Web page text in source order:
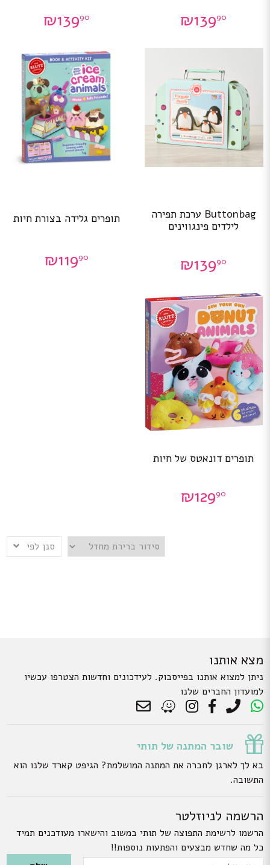
₪13990
₪13990
Buttonbag ערכת תפירה
לילדים פינגווינים
₪13990
תופרים גלידה בצורת חיות
₪11990
תופרים דונאטס של חיות
₪12990
סנן לפי
מצא אותנו
ניתן למצוא אותנו בפייסבוק. לעידכונים וחדשות הצטרפו עכשיו
למועדון החברים שלנו
שובר המתנה של תותי
בא לך לארגן לחברה את המתנה המושלמת? הגיפט קארד שלנו הוא
התשובה.
הרשמה לניוזלטר
הרשמו לרשימת התפוצה של תותי במשוב והישארו מעודכנים תמיד
כל מה שחדש מבצעים והפתעות נוספות!!